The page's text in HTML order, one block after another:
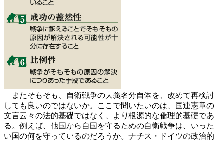
またそもそも、自衛戦争の大義名分自体を、改めて再検討
しても良いのではないか。ここで問いたいのは、国連憲章の
文言云々の法的基礎ではなく、より根源的な倫理的基礎であ
る。例えば、他国から自国を守るための自衛戦争は、いった
い国の何を守っているのだろうか。ナチス・ドイツの政治的